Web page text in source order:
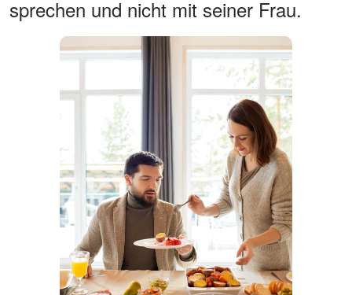
sprechen und nicht mit seiner Frau.